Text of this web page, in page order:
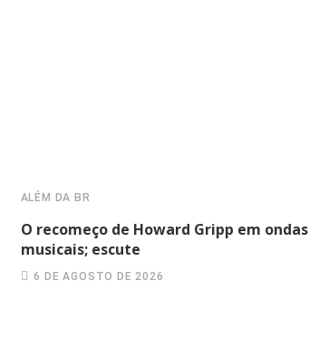
ALÉM DA BR
O recomeço de Howard Gripp em ondas
musicais; escute
6 DE AGOSTO DE 2026